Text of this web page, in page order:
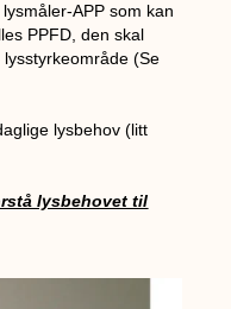
APP som kan
PPFD, den skal
(Se
lysbehov (litt
lysbehovet til